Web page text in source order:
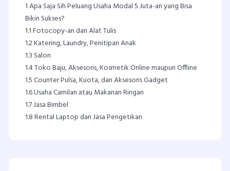
1Apa Saja Sih Peluang Usaha Modal 5 Juta-an yang Bisa
Bikin Sukses?
1.1Fotocopy-an dan Alat Tulis
1.2Katering, Laundry, Penitipan Anak
1.3 Salon
1.4Toko Baju, Aksesoris, Kosmetik Online maupun Offline
1.5Counter Pulsa, Kuota, dan Aksesoris Gadget
1.6Usaha Camilan atau Makanan Ringan
1.7Jasa Bimbel
1.8Rental Laptop dan Jasa Pengetikan